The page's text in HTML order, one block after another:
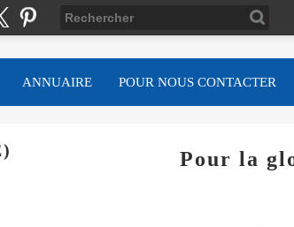
ANNUAIRE POUR NOUS CONTACTER
Pour la